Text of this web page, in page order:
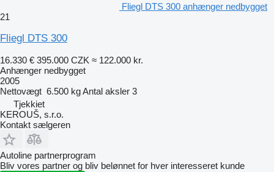
Fliegl DTS 300 anhænger nedbygget
21
Fliegl DTS 300
16.330 € 395.000 CZK ≈ 122.000 kr.
Anhænger nedbygget
2005
Nettovægt 6.500 kgAntal aksler 3
Tjekkiet
KEROUŠ, s.r.o.
Kontakt sælgeren
Autoline partnerprogram
Bliv vores partner og bliv belønnet for hver interesseret kunde